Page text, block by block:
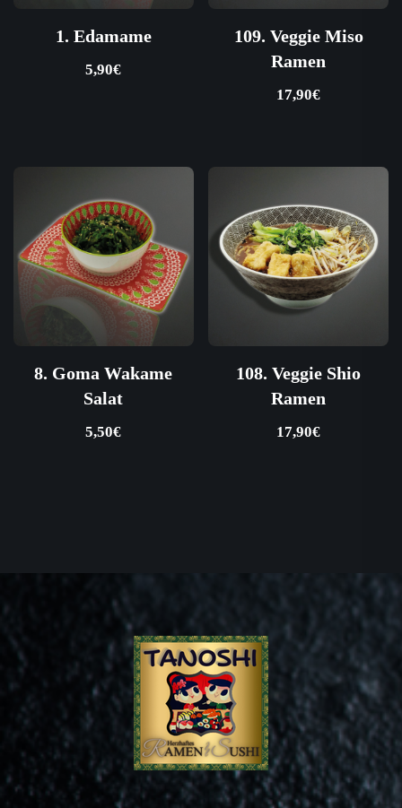
1. Edamame
5,90€
109. Veggie Miso
Ramen
17,90€
8. Goma Wakame
Salat
5,50€
108. Veggie Shio
Ramen
17,90€